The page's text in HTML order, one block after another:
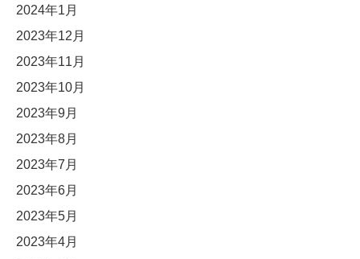
2024年1月
2023年12月
2023年11月
2023年10月
2023年9月
2023年8月
2023年7月
2023年6月
2023年5月
2023年4月